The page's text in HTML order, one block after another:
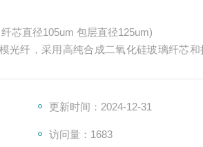
芯直径105um 包层直径125um)
光纤，采用高纯合成二氧化硅玻璃纤芯和
医疗等领域，更新时间：2024-12-31
访问量：1683